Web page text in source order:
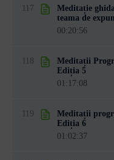
117
Meditație
teama de
00:20:56
118
Meditații
Ediția 5
01:17:08
119
Meditații
Ediția 6
01:02:37